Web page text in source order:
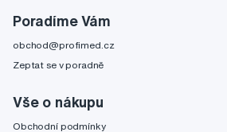
Poradíme Vám
obchod@profimed.cz
Zeptat se v poradně
Vše o nákupu
Obchodní podmínky